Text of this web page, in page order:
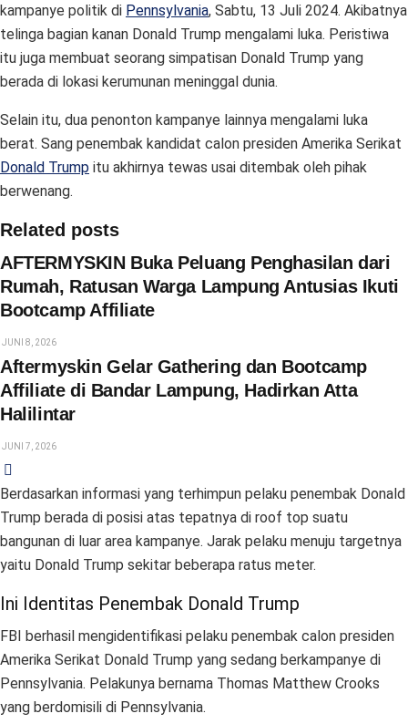
kampanye politik di Pennsylvania, Sabtu, 13 Juli 2024. Akibatnya
telinga bagian kanan Donald Trump mengalami luka. Peristiwa
itu juga membuat seorang simpatisan Donald Trump yang
berada di lokasi kerumunan meninggal dunia.
Selain itu, dua penonton kampanye lainnya mengalami luka
berat. Sang penembak kandidat calon presiden Amerika Serikat
Donald Trump itu akhirnya tewas usai ditembak oleh pihak
berwenang.
Related posts
AFTERMYSKIN Buka Peluang Penghasilan dari
Rumah, Ratusan Warga Lampung Antusias Ikuti
Bootcamp Affiliate
JUNI 8, 2026
Aftermyskin Gelar Gathering dan Bootcamp
Affiliate di Bandar Lampung, Hadirkan Atta
Halilintar
JUNI 7, 2026
Berdasarkan informasi yang terhimpun pelaku penembak Donald
Trump berada di posisi atas tepatnya di roof top suatu
bangunan di luar area kampanye. Jarak pelaku menuju targetnya
yaitu Donald Trump sekitar beberapa ratus meter.
Ini Identitas Penembak Donald Trump
FBI berhasil mengidentifikasi pelaku penembak calon presiden
Amerika Serikat Donald Trump yang sedang berkampanye di
Pennsylvania. Pelakunya bernama Thomas Matthew Crooks
yang berdomisili di Pennsylvania.